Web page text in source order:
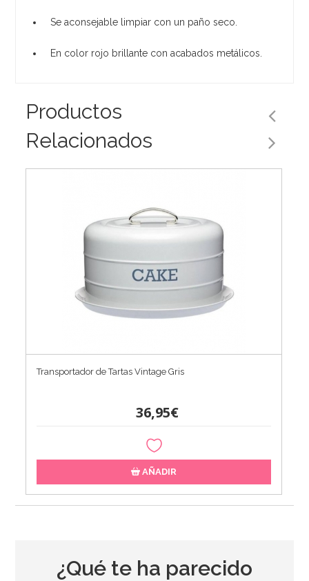
Se aconsejable limpiar con un paño seco.
En color rojo brillante con acabados metálicos.
Productos
Relacionados
Transportador de Tartas Vintage Gris
36,95€
AÑADIR
¿Qué te ha parecido